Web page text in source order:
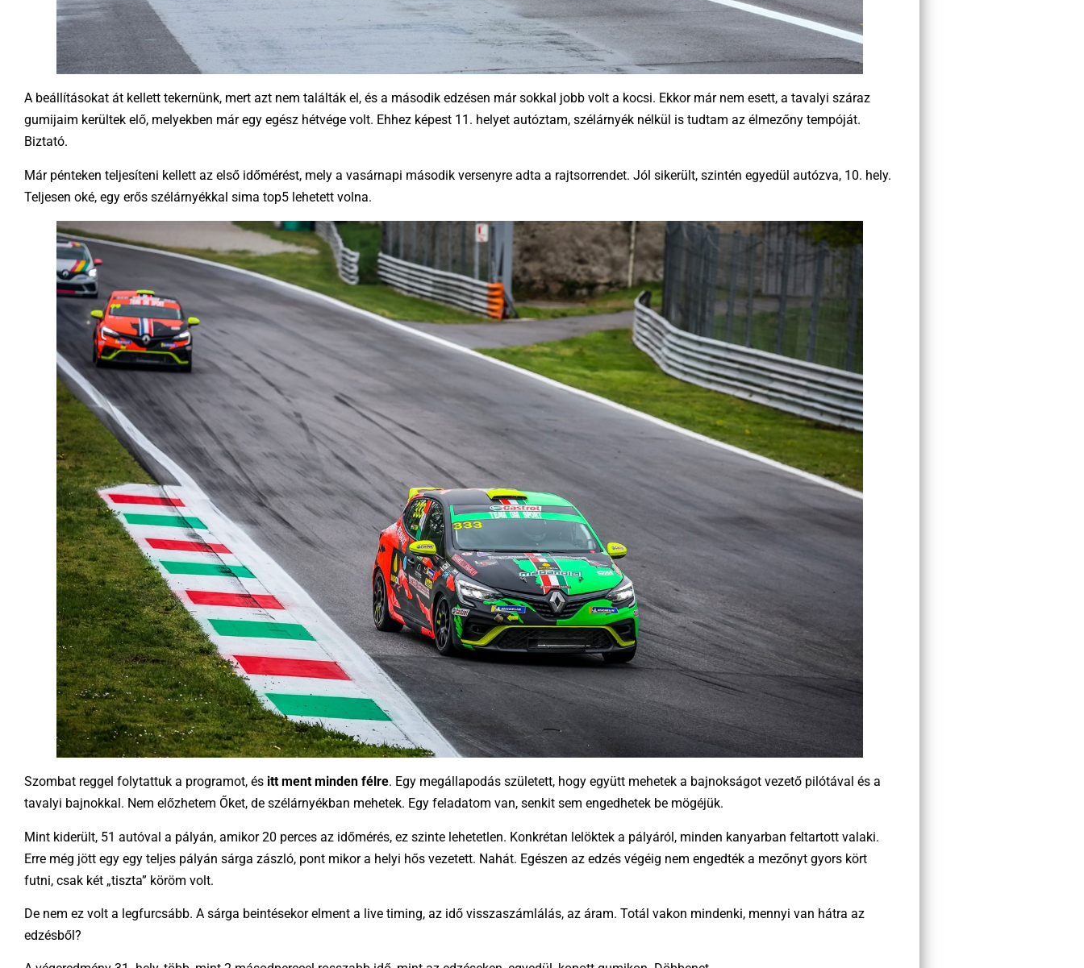
A beállításokat át kellett tekernünk, mert azt nem találták el, és a második edzésen már sokkal jobb volt a kocsi. Ekkor már nem esett, a tavalyi száraz
gumijaim kerültek elő, melyekben már egy egész hétvége volt. Ehhez képest 11. helyet autóztam, szélárnyék nélkül is tudtam az élmezőny tempóját.
Biztató.
Már pénteken teljesíteni kellett az első időmérést, mely a vasárnapi második versenyre adta a rajtsorrendet. Jól sikerült, szintén egyedül autózva, 10. hely.
Teljesen oké, egy erős szélárnyékkal sima top5 lehetett volna.
Szombat reggel folytattuk a programot, és itt ment minden félre. Egy megállapodás született, hogy együtt mehetek a bajnokságot vezető pilótával és a
tavalyi bajnokkal. Nem előzhetem Őket, de szélárnyékban mehetek. Egy feladatom van, senkit sem engedhetek be mögéjük.
Mint kiderült, 51 autóval a pályán, amikor 20 perces az időmérés, ez szinte lehetetlen. Konkrétan lelöktek a pályáról, minden kanyarban feltartott valaki.
Erre még jött egy egy teljes pályán sárga zászló, pont mikor a helyi hős vezetett. Nahát. Egészen az edzés végéig nem engedték a mezőnyt gyors kört
futni, csak két „tiszta” köröm volt.
De nem ez volt a legfurcsább. A sárga beintésekor elment a live timing, az idő visszaszámlálás, az áram. Totál vakon mindenki, mennyi van hátra az
edzésből?